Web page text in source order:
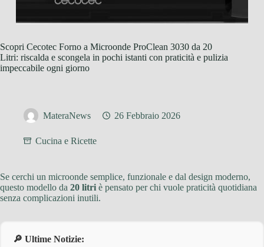
Scopri Cecotec Forno a Microonde ProClean 3030 da 20
Litri: riscalda e scongela in pochi istanti con praticità e pulizia
impeccabile ogni giorno
MateraNews 26 Febbraio 2026
Cucina e Ricette
Se cerchi un microonde semplice, funzionale e dal design moderno,
questo modello da 20 litri è pensato per chi vuole praticità quotidiana
senza complicazioni inutili.
🔎 Ultime Notizie: